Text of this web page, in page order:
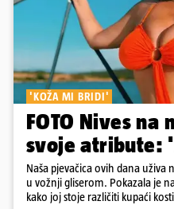
'KOŽA MI BRIDI'
FOTO Nives na
svoje atribute:
Naša pjevačica ovih dana uživa
u vožnji gliserom. Pokazala je
kako joj stoje različiti kupaći